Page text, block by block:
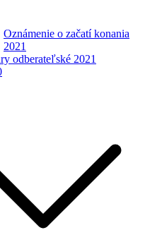
Oznámenie o začatí konania
2021
odberateľské 2021